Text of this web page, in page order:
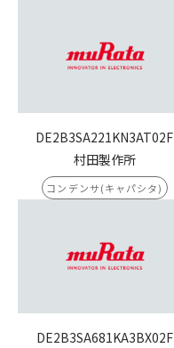
DE2B3SA221KN3AT02F
村田製作所
コンデンサ(キャパシタ)
DE2B3SA681KA3BX02F